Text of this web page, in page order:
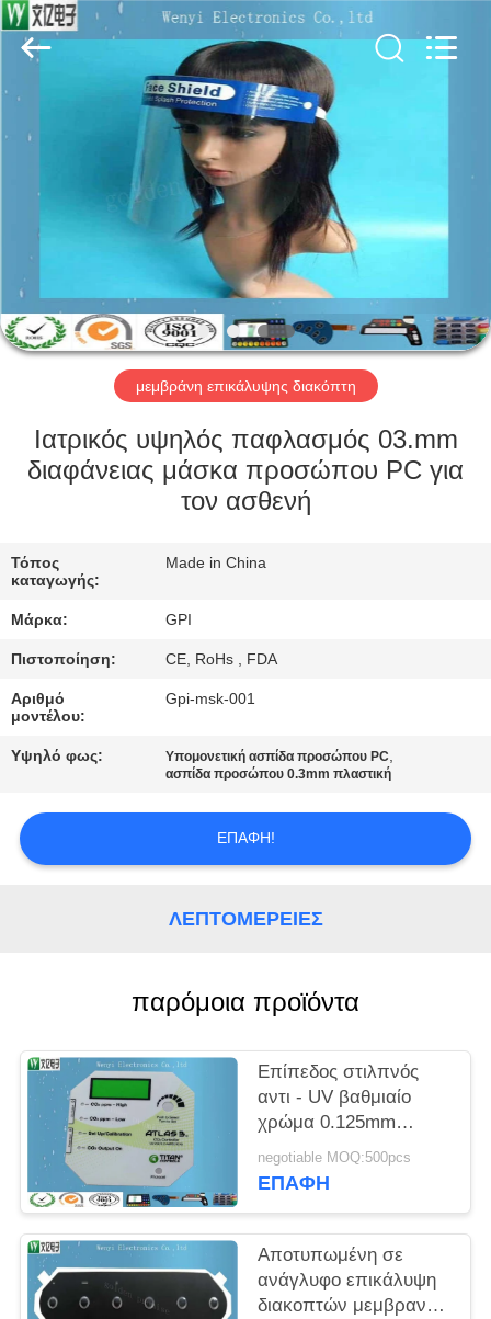
ΠΡΟΪΌΝΤΑ
ΠΕΡΊΠΟΥ
ΕΜΕΊΣ
ΓΎΡΟΣ
ΕΡΓΟΣΤΑΣΊΩΝ
ΠΟΙΟΤΙΚΌΣ
ΜΑΣ
ΕΛΆΤΕ
ΕΠΑΦΉ
ΜΕ
ΈΝΑ
ΑΠΌΣΠΑΣΜΑ
PRIVACY
Jinyuanhang
Electronic
Technology
Co.,
Reserved.
μεμβράνη επικάλυψης διακόπτη
Ιατρικός υψηλός παφλασμός 03.mm
διαφάνειας μάσκα προσώπου PC για
τον ασθενή
Τόπος
καταγωγής:
Made in China
Μάρκα: GPI
Πιστοποίηση: CE, RoHs , FDA
Αριθμό
μοντέλου:
Gpi-msk-001
Υψηλό φως: Υπομονετική ασπίδα προσώπου PC,
ασπίδα προσώπου 0.3mm πλαστική
ΕΠΑΦΉ!
ΛΕΠΤΟΜΈΡΕΙΕΣ
παρόμοια προϊόντα
Επίπεδος στιλπνός
αντι - UV βαθμιαίο
χρώμα 0.125mm
επικαλύψεων
παραθύρων Transluent
πολυεστέρα
negotiable MOQ:500pcs
ΕΠΑΦΉ
Αποτυπωμένη σε
ανάγλυφο επικάλυψη
διακοπτών μεμβρανών